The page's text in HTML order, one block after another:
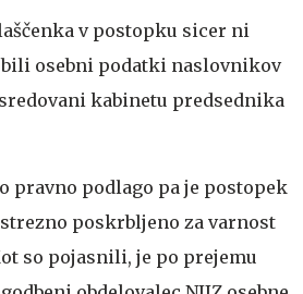
v postopku sicer ni
bili osebni podatki naslovnikov
kabinetu predsednika
pravno podlago pa je postopek
poskrbljeno za varnost
so pojasnili, je po prejemu